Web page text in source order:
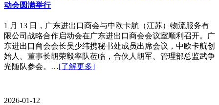
动会圆满举行
1 月 13 日，广东进出口商会与中欧卡航（江苏）物流服务有
限公司战略合作启动会在广东进出口商会会议室顺利召开。广
东进出口商会会长吴少纬携秘书处成员出席会议，中欧卡航创
始人、董事长胡荣毅率队莅临，合伙人胡军、管理部总监武争
光随队参会。…[了解更多]
2026-01-12